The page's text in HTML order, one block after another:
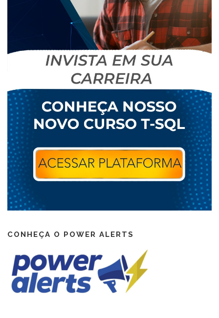
CONHEÇA O POWER ALERTS